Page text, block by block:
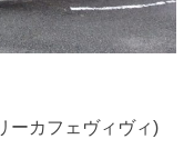
ーカフェヴィヴィ)